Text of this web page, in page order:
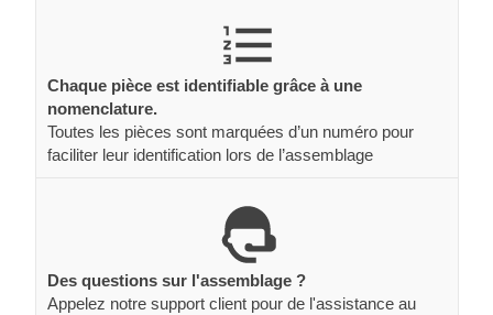
Chaque pièce est identifiable grâce à une
nomenclature.
Toutes les pièces sont marquées d’un numéro pour
faciliter leur identification lors de l’assemblage
Des questions sur l'assemblage ?
Appelez notre support client pour de l'assistance au